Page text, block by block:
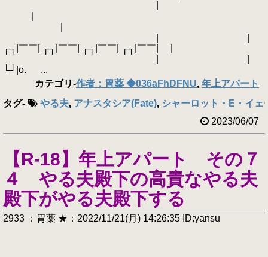
┌┐|￣￣| ┌┐|￣￣| ┌┐|￣￣| ┌┐|￣￣| |
└┘|o. ...
カテゴリ-作者：胃薬 ◆036aFhDFNU, 年上アパート
タグ- やる夫, アナスタシア(Fate), シャーロット・E・イェ
2023/06/07
【R-18】年上アパート その７
４ やる夫殿下の高貴なやる夫
殿下がやる夫殿下する
2933 ：胃薬 ★：2022/11/21(月) 14:26:35 ID:yansu